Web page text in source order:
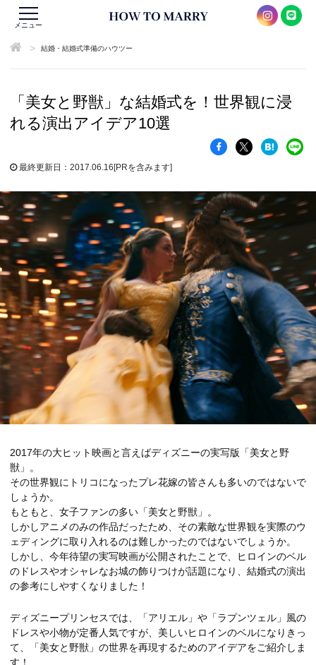
メニュー
> 結婚・結婚式準備のハウツー
「美女と野獣」な結婚式を！世界観に浸
れる演出アイデア10選
最終更新日：2017.06.16[PRを含みます]
2017年の大ヒット映画と言えばディズニーの実写版「美女と野
獣」。
その世界観にトリコになったプレ花嫁の皆さんも多いのではないで
しょうか。
もともと、女子ファンの多い「美女と野獣」。
しかしアニメのみの作品だったため、その素敵な世界観を実際のウ
ェディングに取り入れるのは難しかったのではないでしょうか。
しかし、今年待望の実写映画が公開されたことで、ヒロインのベル
のドレスやオシャレなお城の飾りつけが話題になり、結婚式の演出
の参考にしやすくなりました！
ディズニープリンセスでは、「アリエル」や「ラプンツェル」風の
ドレスや小物が定番人気ですが、美しいヒロインのベルになりきっ
て、「美女と野獣」の世界を再現するためのアイデアをご紹介しま
す！